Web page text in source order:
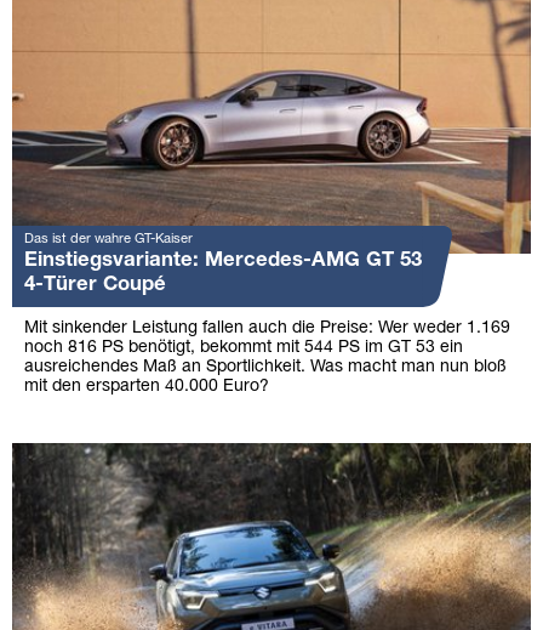
Das ist der wahre GT-Kaiser
Einstiegsvariante: Mercedes-AMG GT 53
4-Türer Coupé
Mit sinkender Leistung fallen auch die Preise: Wer weder 1.169
noch 816 PS benötigt, bekommt mit 544 PS im GT 53 ein
ausreichendes Maß an Sportlichkeit. Was macht man nun bloß
mit den ersparten 40.000 Euro?